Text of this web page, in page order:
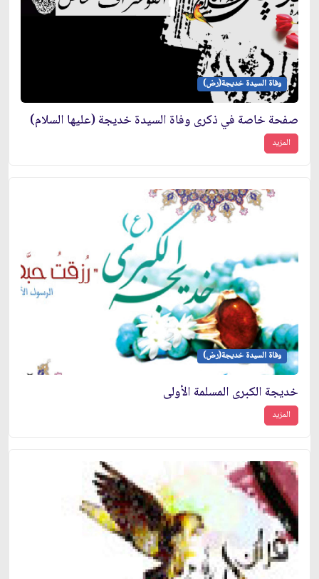
وفاة السيدة خديجة(رض)
صفحة خاصة في ذكرى وفاة السيدة خديجة (عليها السلام)
المزيد
وفاة السيدة خديجة(رض)
خديجة الكبرى المسلمة الأولى
المزيد